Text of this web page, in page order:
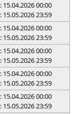
15.04.2026 00:00
15.05.2026 23:59
15.04.2026 00:00
15.05.2026 23:59
15.04.2026 00:00
15.05.2026 23:59
15.04.2026 00:00
15.05.2026 23:59
15.04.2026 00:00
15.05.2026 23:59